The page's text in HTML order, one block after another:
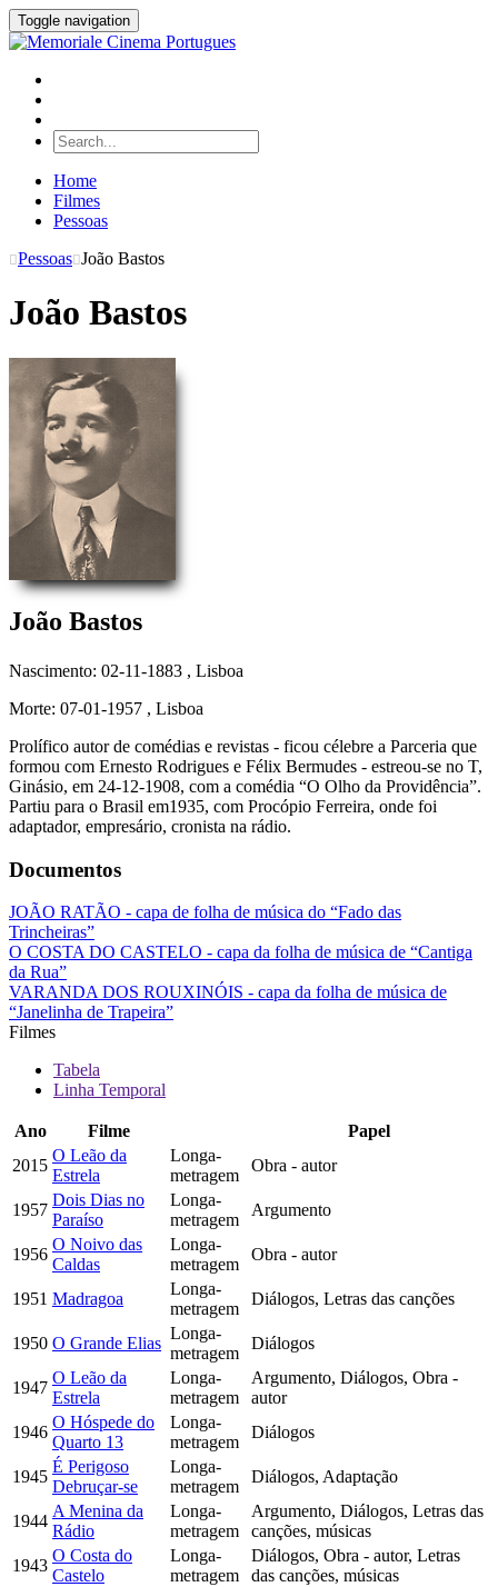
Toggle navigation
Home
Filmes
Pessoas
Pessoas João Bastos
João Bastos
João Bastos
Nascimento: 02-11-1883 , Lisboa
Morte: 07-01-1957 , Lisboa
Prolífico autor de comédias e revistas - ficou célebre a Parceria que
formou com Ernesto Rodrigues e Félix Bermudes - estreou-se no T,
Ginásio, em 24-12-1908, com a comédia “O Olho da Providência”.
Partiu para o Brasil em1935, com Procópio Ferreira, onde foi
adaptador, empresário, cronista na rádio.
Documentos
JOÃO RATÃO - capa de folha de música do “Fado das
Trincheiras”
O COSTA DO CASTELO - capa da folha de música de “Cantiga
da Rua”
VARANDA DOS ROUXINÓIS - capa da folha de música de
“Janelinha de Trapeira”
Filmes
Tabela
Linha Temporal
Ano Filme
Papel
2015
O Leão da
Estrela
Longa-
metragem
Obra - autor
1957
Dois Dias no
Paraíso
Longa-
metragem
Argumento
1956
O Noivo das
Caldas
Longa-
metragem
Obra - autor
1951 Madragoa
Longa-
metragem
Diálogos, Letras das canções
1950 O Grande Elias
Longa-
metragem
Diálogos
1947
O Leão da
Estrela
Longa-
metragem
Argumento, Diálogos, Obra -
autor
1946
O Hóspede do
Quarto 13
Longa-
metragem
Diálogos
1945
É Perigoso
Debruçar-se
Longa-
metragem
Diálogos, Adaptação
1944
A Menina da
Rádio
Longa-
metragem
Argumento, Diálogos, Letras das
canções, músicas
1943
O Costa do
Castelo
Longa-
metragem
Diálogos, Obra - autor, Letras
das canções, músicas